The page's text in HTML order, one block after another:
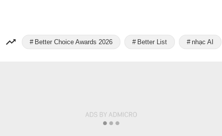
Better Choice Awards 2026 Better List nhạc AI